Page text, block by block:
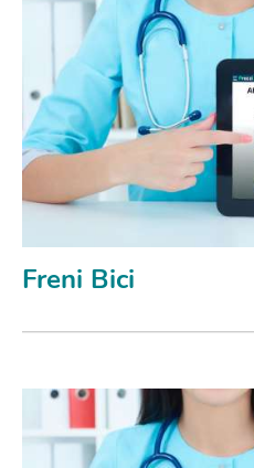
Freni Bici